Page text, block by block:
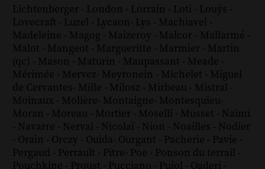
Lichtenberger - London - Lorrain - Loti - Louÿs -
Lovecraft - Luzel - Lycaon- Lys - Machiavel -
Madeleine - Magog - Maizeroy - Malcor - Mallarmé -
Malot - Mangeot - Margueritte - Marmier - Martin
(qc) - Mason - Maturin - Maupassant - Meade -
Mérimée - Mervez- Meyronein - Michelet - Miguel
de Cervantes- Mille - Milosz - Mirbeau - Mistral -
Moinaux - Molière- Montaigne- Montesquieu-
Moran - Moreau - Mortier - Moselli - Musset - Naïmi
- Navarre - Nerval - Nicolaï - Nion - Noailles - Nodier
- Orain - Orczy - Ouida- Ourgant - Pacherie - Pavie -
Pergaud - Perrault - Pitre- Poe - Ponson du terrail -
Pouchkine - Proust - Pucciano - Pujol - Qaderi -